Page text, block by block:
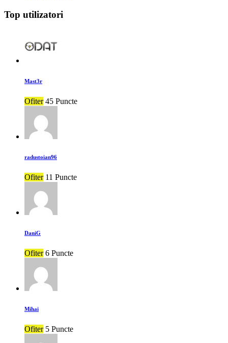
Top utilizatori
Mast3r
Ofiter 45 Puncte
radustoian96
Ofiter 11 Puncte
DaniG
Ofiter 6 Puncte
Mihai
Ofiter 5 Puncte